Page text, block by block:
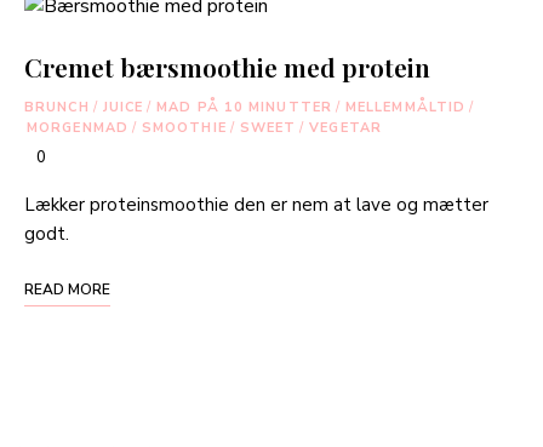
Cremet bærsmoothie med protein
BRUNCH / JUICE / MAD PÅ 10 MINUTTER / MELLEMMÅLTID /
MORGENMAD / SMOOTHIE / SWEET / VEGETAR
0
Lækker proteinsmoothie den er nem at lave og mætter
godt.
READ MORE